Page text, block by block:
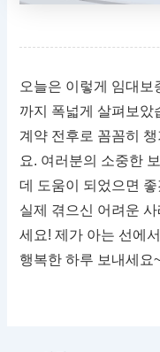
오늘은 이렇게 임대
까지 폭넓게 살펴보았
계약 전후로 꼼꼼히
요. 여러분의 소중한
데 도움이 되었으면
실제 겪으신 어려운
세요! 제가 아는 선에
행복한 하루 보내세요